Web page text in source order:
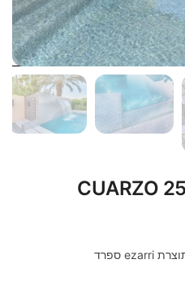
פסיפס לבריכה דגם 25 CUARZO